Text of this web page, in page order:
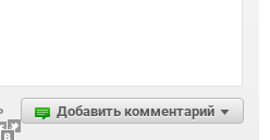
Добавить комментарий